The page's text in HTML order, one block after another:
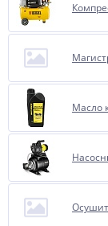
Масло